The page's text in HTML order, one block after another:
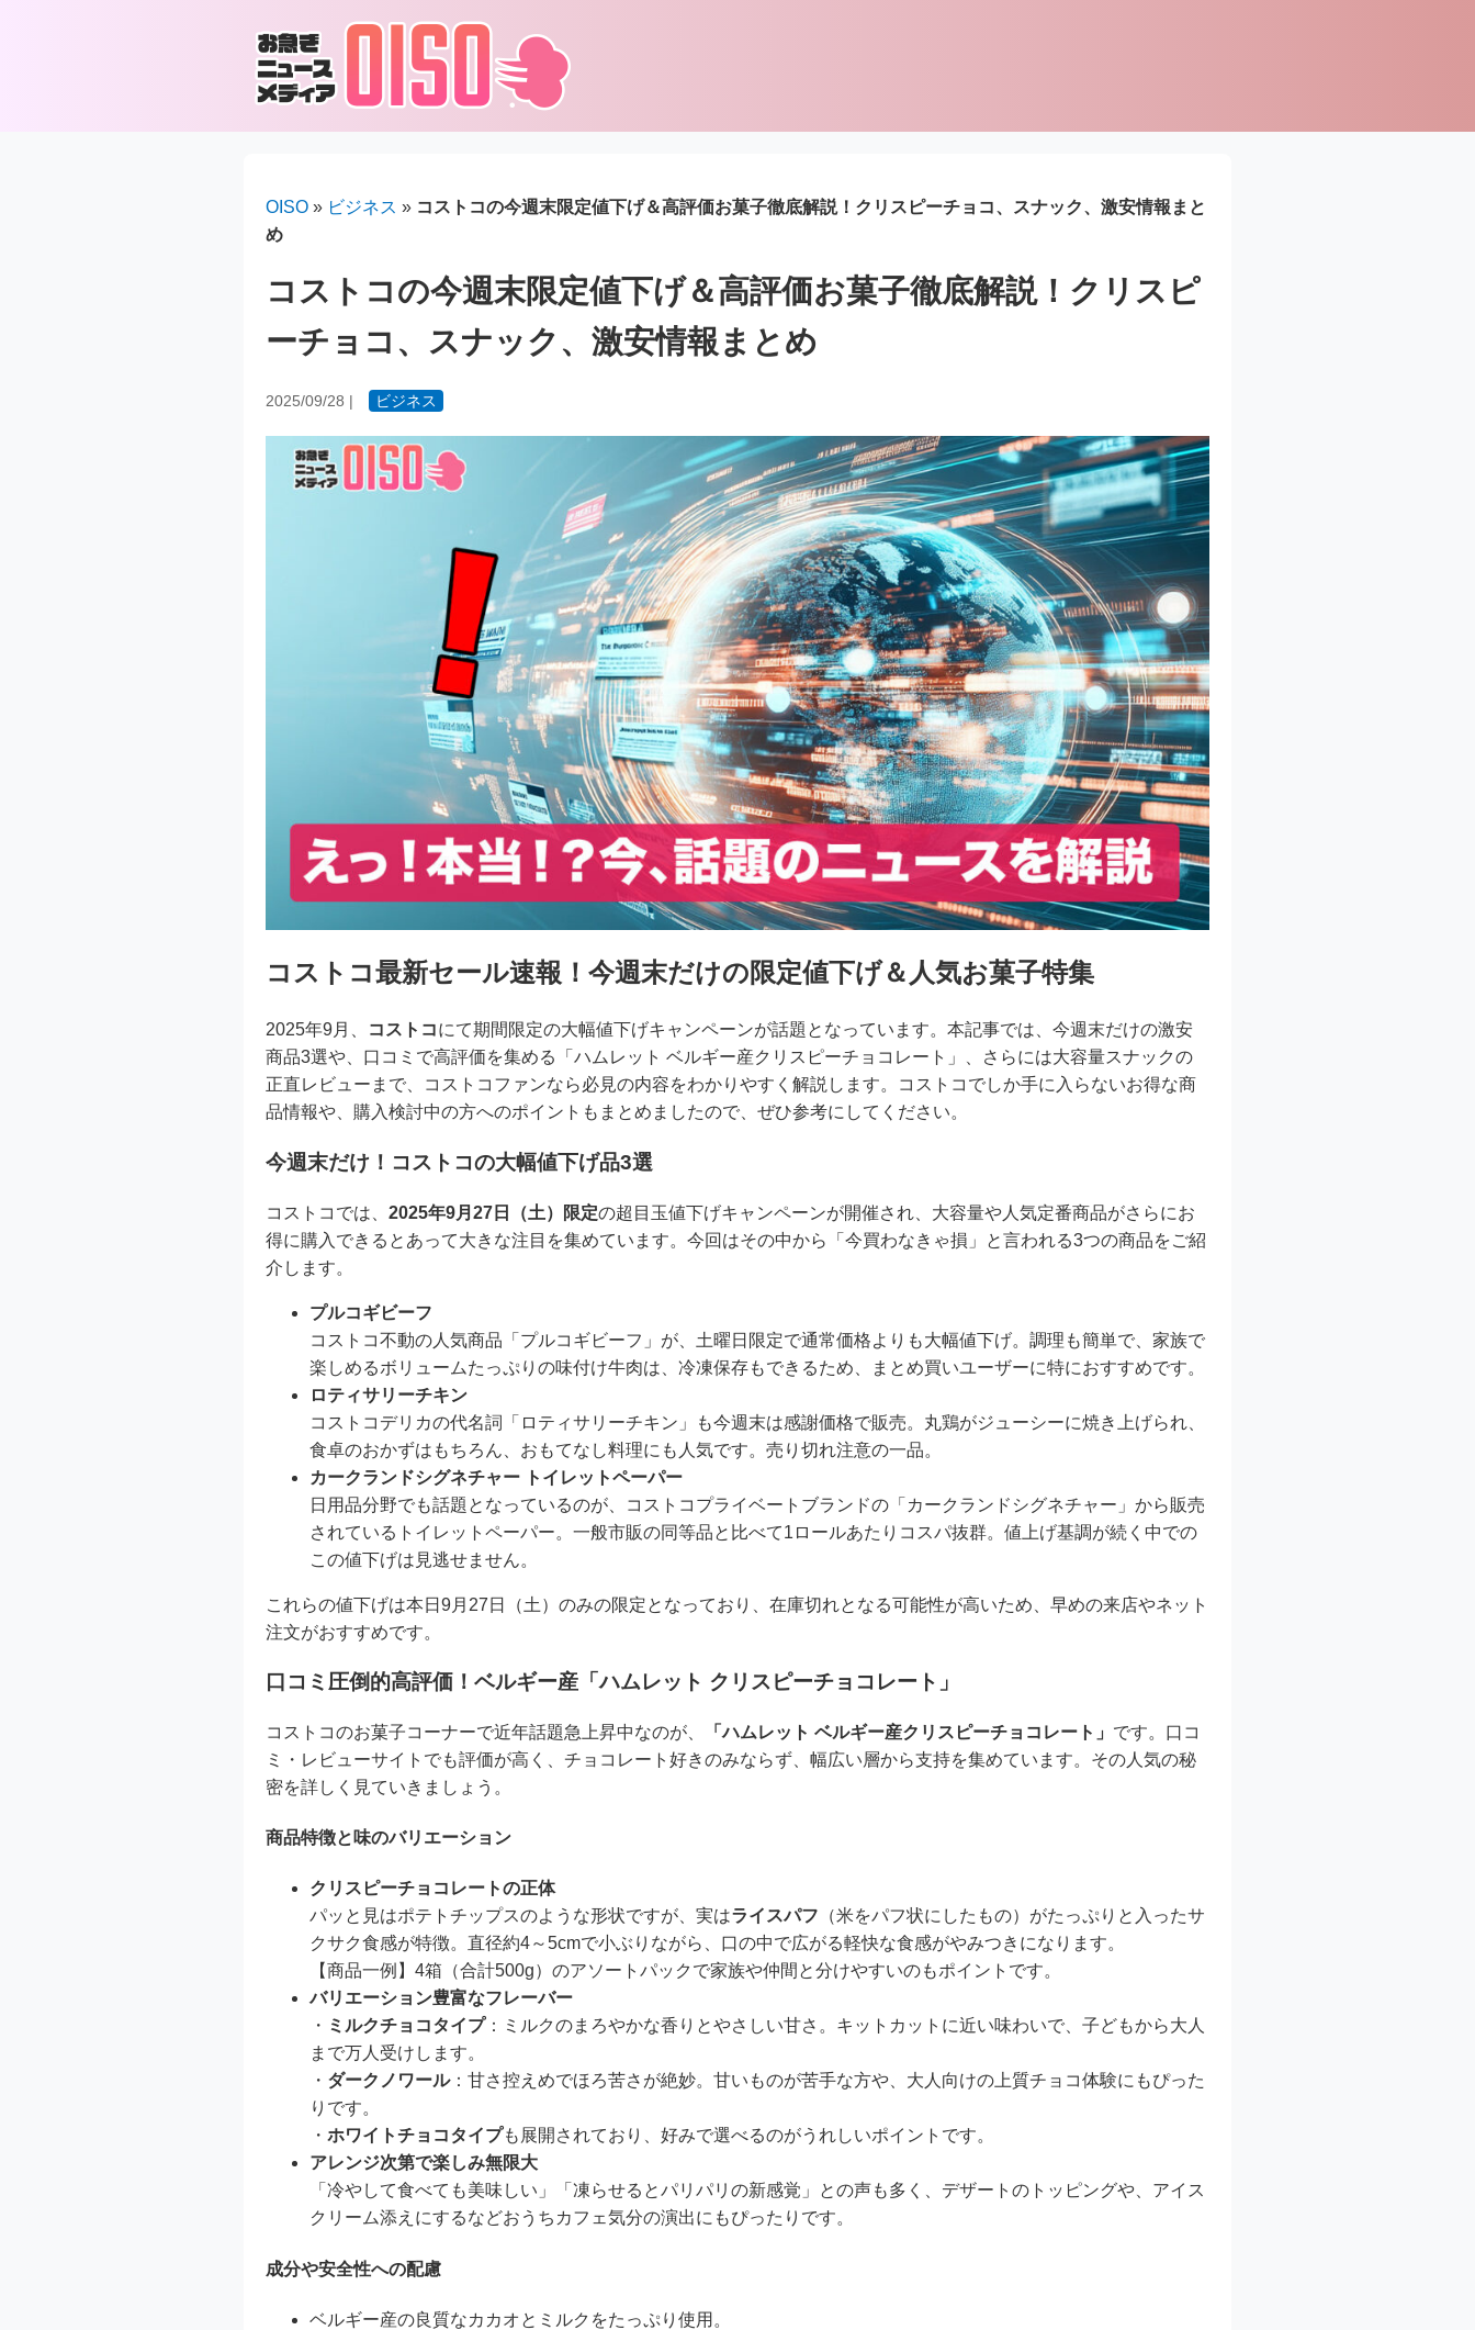
OISO » ビジネス » コストコの今週末限定値下げ＆高評価お菓子徹底解説！クリスピーチョコ、スナック、激安情報まと
め
コストコの今週末限定値下げ＆高評価お菓子徹底解説！クリスピ
ーチョコ、スナック、激安情報まとめ
2025/09/28 | ビジネス
コストコ最新セール速報！今週末だけの限定値下げ＆人気お菓子特集
2025年9月、 コストコにて期間限定の大幅値下げキャンペーンが話題となっています。本記事では、今週末だけの激安
商品3選や、口コミで高評価を集める「ハムレット ベルギー産クリスピーチョコレート」、さらには大容量スナックの
正直レビューまで、コストコファンなら必見の内容をわかりやすく解説します。コストコでしか手に入らないお得な商
品情報や、購入検討中の方へのポイントもまとめましたので、ぜひ参考にしてください。
今週末だけ！コストコの大幅値下げ品3選
コストコでは、 2025年9月27日（土）限定の超目玉値下げキャンペーンが開催され、大容量や人気定番商品がさらにお
得に購入できるとあって大きな注目を集めています。今回はその中から「今買わなきゃ損」と言われる3つの商品をご紹
介します。
プルコギビーフ
コストコ不動の人気商品「プルコギビーフ」が、土曜日限定で通常価格よりも大幅値下げ。調理も簡単で、家族で
楽しめるボリュームたっぷりの味付け牛肉は、冷凍保存もできるため、まとめ買いユーザーに特におすすめです。
ロティサリーチキン
コストコデリカの代名詞「ロティサリーチキン」も今週末は感謝価格で販売。丸鶏がジューシーに焼き上げられ、
食卓のおかずはもちろん、おもてなし料理にも人気です。売り切れ注意の一品。
カークランドシグネチャー トイレットペーパー
日用品分野でも話題となっているのが、コストコプライベートブランドの「カークランドシグネチャー」から販売
されているトイレットペーパー。一般市販の同等品と比べて1ロールあたりコスパ抜群。値上げ基調が続く中での
この値下げは見逃せません。
これらの値下げは本日9月27日（土）のみの限定となっており、在庫切れとなる可能性が高いため、早めの来店やネット
注文がおすすめです。
口コミ圧倒的高評価！ベルギー産「ハムレット クリスピーチョコレート」
コストコのお菓子コーナーで近年話題急上昇中なのが、 「ハムレット ベルギー産クリスピーチョコレート」 です。口コ
ミ・レビューサイトでも評価が高く、チョコレート好きのみならず、幅広い層から支持を集めています。その人気の秘
密を詳しく見ていきましょう。
商品特徴と味のバリエーション
クリスピーチョコレートの正体
パッと見はポテトチップスのような形状ですが、実はライスパフ （米をパフ状にしたもの）がたっぷりと入ったサ
クサク食感が特徴。直径約4～5cmで小ぶりながら、口の中で広がる軽快な食感がやみつきになります。
【商品一例】4箱（合計500g）のアソートパックで家族や仲間と分けやすいのもポイントです。
バリエーション豊富なフレーバー
・ ミルクチョコタイプ：ミルクのまろやかな香りとやさしい甘さ。キットカットに近い味わいで、子どもから大人
まで万人受けします。
・ ダークノワール：甘さ控えめでほろ苦さが絶妙。甘いものが苦手な方や、大人向けの上質チョコ体験にもぴった
りです。
・ ホワイトチョコタイプも展開されており、好みで選べるのがうれしいポイントです。
アレンジ次第で楽しみ無限大
「冷やして食べても美味しい」「凍らせるとパリパリの新感覚」との声も多く、デザートのトッピングや、アイス
クリーム添えにするなどおうちカフェ気分の演出にもぴったりです。
成分や安全性への配慮
ベルギー産の良質なカカオとミルクをたっぷり使用。